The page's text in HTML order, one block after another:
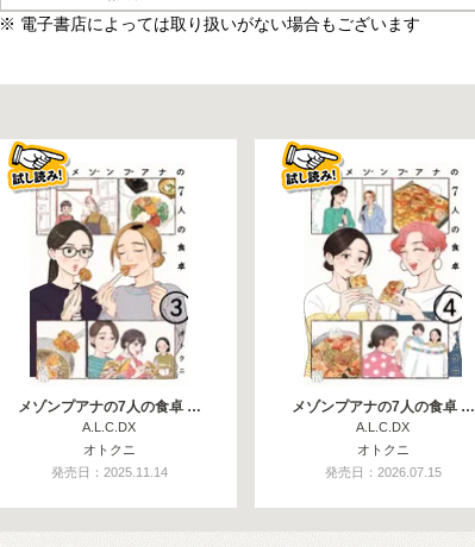
※ 電子書店によっては取り扱いがない場合もございます
メゾンプアナの7人の食卓 …
A.L.C.DX
オトクニ
発売日：2025.11.14
メゾンプアナの7人の食卓 …
A.L.C.DX
オトクニ
発売日：2026.07.15